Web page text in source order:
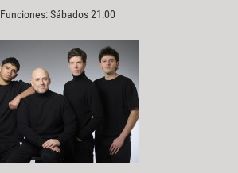
Funciones: Sábados 21:00